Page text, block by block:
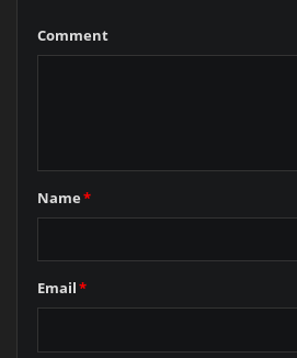
Comment
Name*
Email*